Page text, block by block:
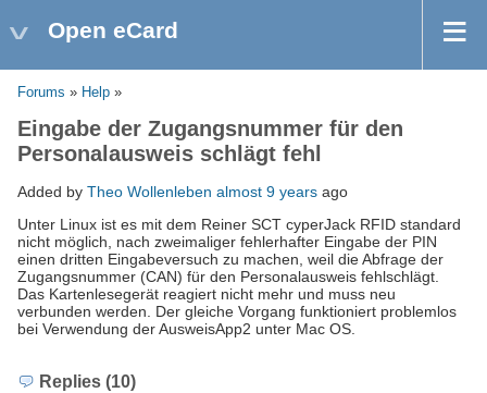
Open eCard
Forums » Help »
Eingabe der Zugangsnummer für den
Personalausweis schlägt fehl
Added by Theo Wollenleben almost 9 years ago
Unter Linux ist es mit dem Reiner SCT cyperJack RFID standard
nicht möglich, nach zweimaliger fehlerhafter Eingabe der PIN
einen dritten Eingabeversuch zu machen, weil die Abfrage der
Zugangsnummer (CAN) für den Personalausweis fehlschlägt.
Das Kartenlesegerät reagiert nicht mehr und muss neu
verbunden werden. Der gleiche Vorgang funktioniert problemlos
bei Verwendung der AusweisApp2 unter Mac OS.
Replies (10)